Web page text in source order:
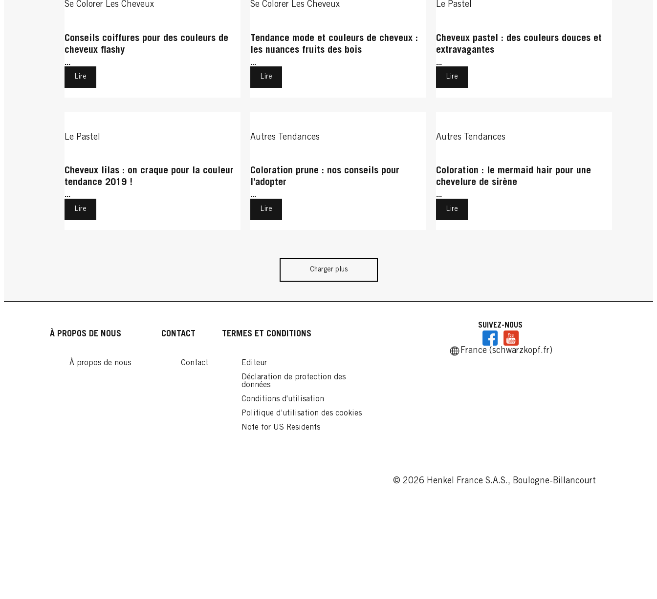
Se Colorer Les Cheveux
Conseils coiffures pour des couleurs de
cheveux flashy
...
Lire
Se Colorer Les Cheveux
Tendance mode et couleurs de cheveux :
les nuances fruits des bois
...
Lire
Le Pastel
Cheveux pastel : des couleurs douces et
extravagantes
...
Lire
Le Pastel
Cheveux lilas : on craque pour la couleur
tendance 2019 !
...
Lire
Autres Tendances
Coloration prune : nos conseils pour
l’adopter
...
Lire
Autres Tendances
Coloration : le mermaid hair pour une
chevelure de sirène
...
Lire
Charger plus
À PROPOS DE NOUS
À propos de nous
CONTACT
Contact
TERMES ET CONDITIONS
Editeur
Déclaration de protection des
données
Conditions d'utilisation
Politique d’utilisation des cookies
Note for US Residents
SUIVEZ-NOUS
France (schwarzkopf.fr)
© 2026 Henkel France S.A.S., Boulogne-Billancourt